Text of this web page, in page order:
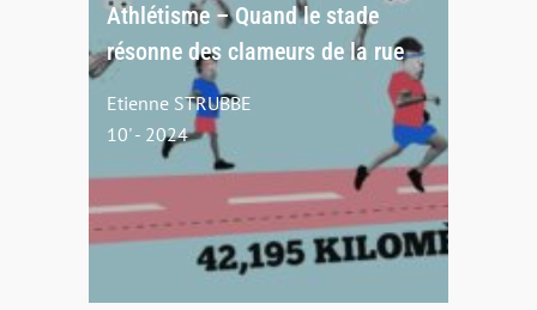
Athlétisme – Quand le stade
résonne des clameurs de la rue
Etienne STRUBBE
10' - 2024